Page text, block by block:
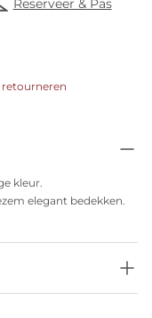
Reserveer & Pas
retourneren
kleur.
elegant bedekken.